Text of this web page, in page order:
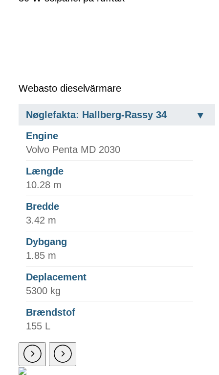
Webasto dieselvärmare
Nøglefakta: Hallberg-Rassy 34
Engine
Volvo Penta MD 2030
Længde
10.28 m
Bredde
3.42 m
Dybgang
1.85 m
Deplacement
5300 kg
Brændstof
155 L